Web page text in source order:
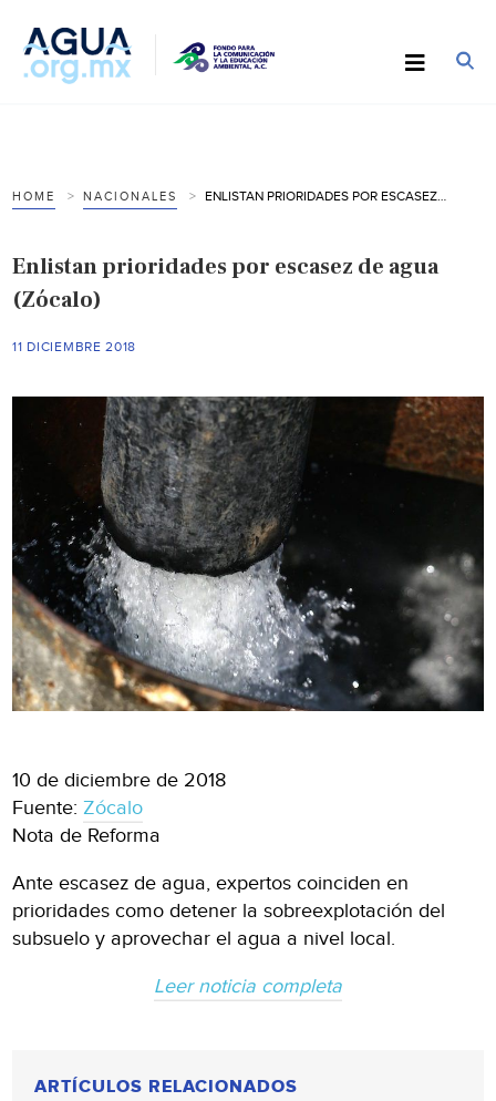
HOME NACIONALES
Enlistan prioridades por escasez de agua
(Zócalo)
11 DICIEMBRE 2018
10 de diciembre de 2018
Fuente:Zócalo
Nota de Reforma
Ante escasez de agua, expertos coinciden en
prioridades como detener la sobreexplotación del
subsuelo y aprovechar el agua a nivel local.
Leer noticia completa
ARTÍCULOS RELACIONADOS